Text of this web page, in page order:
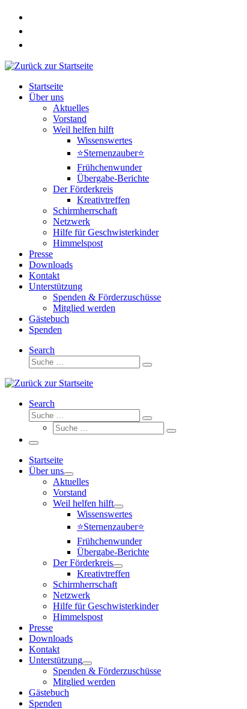
Zum
springen
Startseite
Über uns
Aktuelles
Vorstand
Weil helfen hilft
Wissenswertes
⭐Sternenzauber⭐
Frühchenwunder
Übergabe-Berichte
Der Förderkreis
Kreativtreffen
Schirmherrschaft
Netzwerk
Hilfe für Geschwisterkinder
Himmelspost
Presse
Downloads
Kontakt
Unterstützung
Spenden & Förderzuschüsse
Mitglied werden
Gästebuch
Spenden
Search
Suche
Suche
Search
Suche
Suche
Suche
Suche
Menü
Startseite
Über uns
Aktuelles
Vorstand
Weil helfen hilft
Wissenswertes
⭐Sternenzauber⭐
Frühchenwunder
Übergabe-Berichte
Der Förderkreis
Kreativtreffen
Schirmherrschaft
Netzwerk
Hilfe für Geschwisterkinder
Himmelspost
Presse
Downloads
Kontakt
Unterstützung
Spenden & Förderzuschüsse
Mitglied werden
Gästebuch
Spenden